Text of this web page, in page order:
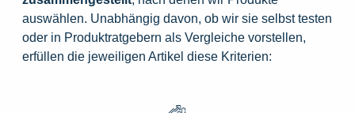
auswählen. Unabhängig davon, ob wir sie selbst testen
oder in Produktratgebern als Vergleiche vorstellen,
erfüllen die jeweiligen Artikel diese Kriterien: